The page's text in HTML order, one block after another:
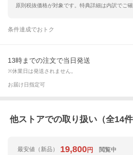
原則税抜価格が対象です。特典詳細は内訳でご確
条件達成でおトク
13時までの注文で当日発送
※休業日は発送されません。
お届け日指定可
他ストアでの取り扱い（全14件
最安値 （新品） 19,800円 閲覧中